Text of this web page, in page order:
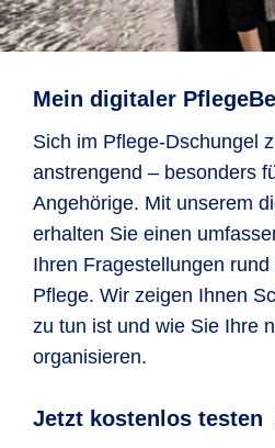
Mein digitaler
Sich im Pflege-Dschungel
anstrengend – besonders
Angehörige. Mit unserem
erhalten Sie einen
Ihren Fragestellungen
Pflege. Wir zeigen Ihnen
zu tun ist und wie Sie Ihre
organisieren.
Jetzt kostenlos testen